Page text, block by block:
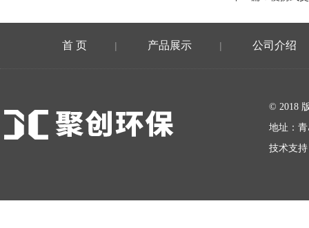
首 页 | 产品展示 | 公司介绍
© 2018
地址：
技术支